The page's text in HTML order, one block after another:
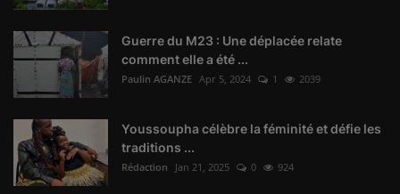
Guerre du M23 : Une déplacée relate
comment elle a été ...
Paulin AGANZE Apr 5, 2024 1 2039
Youssoupha célèbre la féminité et défie les
traditions ...
Rédaction Jan 21, 2025 0 924